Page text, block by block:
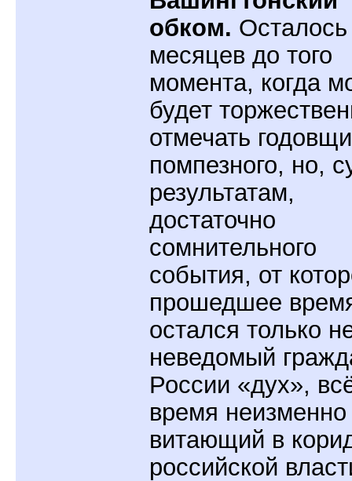
обком.
месяцев до того
момента, когда
будет
отмечать
помпезного, но,
результатам,
достаточно
сомнительного
события, от
прошедшее
остался только
неведомый
России «дух»,
время неизменно
витающий в
российской